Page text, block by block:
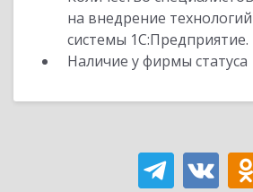
на внедрение
системы 1С:Предприятие.
Наличие у фирмы статуса